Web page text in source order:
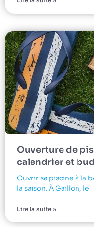
Ouverture de
calendrier et
Ouvrir sa piscine à la
la saison. À Gaillon, le
Lire la suite »